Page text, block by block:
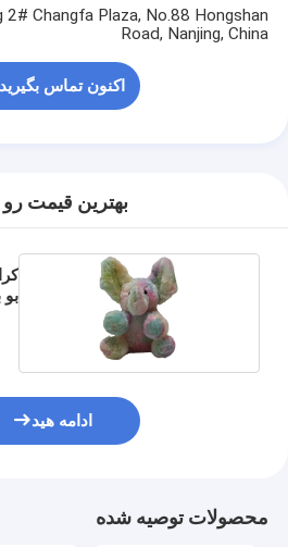
2# Changfa Plaza, No.88 Hongshan
Road, Nanjing, China
اکنون تماس بگیرید
بهترين قيمت رو
ادامه هید
محصولات توصیه شده